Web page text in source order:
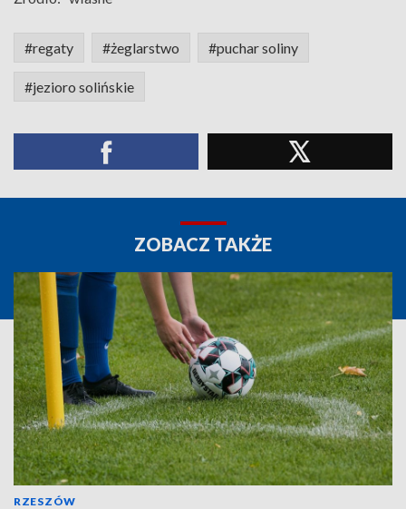
#regaty #żeglarstwo #puchar soliny
#jezioro solińskie
ZOBACZ TAKŻE
RZESZÓW